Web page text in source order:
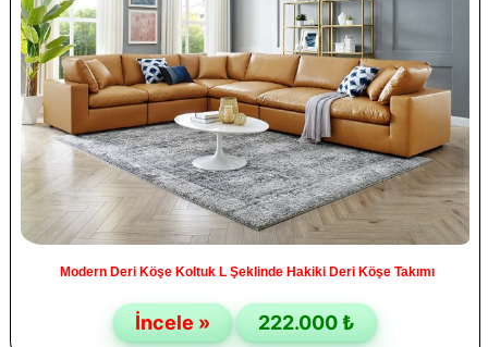
Modern Deri Köşe Koltuk L Şeklinde Hakiki Deri Köşe Takımı
İncele » 222.000 ₺